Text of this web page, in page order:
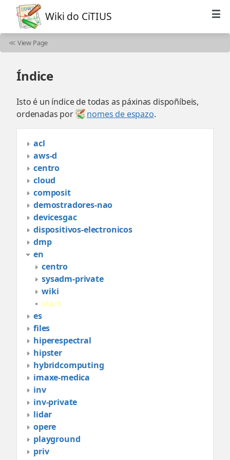
Wiki do CiTIUS
≪ View Page
Índice
Isto é un índice de todas as páxinas dispoñíbeis,
ordenadas por
nomes de espazo.
acl
aws-d
centro
cloud
composit
demostradores-nao
devicesgac
dispositivos-electronicos
dmp
en
centro
sysadm-private
wiki
start
es
files
hiperespectral
hipster
hybridcomputing
imaxe-medica
inv
inv-private
lidar
opere
playground
priv